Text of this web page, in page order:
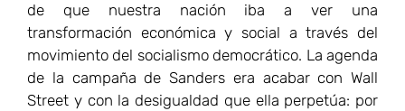
de que nuestra nación iba a ver una
transformación económica y social a través del
movimiento del socialismo democrático. La agenda
de la campaña de Sanders era acabar con Wall
Street y con la desigualdad que ella perpetúa: por